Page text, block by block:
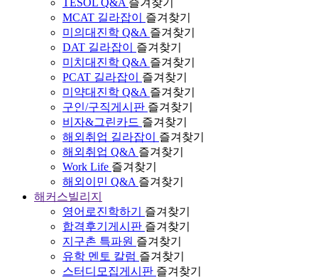
MCAT 길라잡이
즐겨찾기
미의대진학 Q&A 즐겨찾기
DAT 길라잡이
즐겨찾기
미치대진학 Q&A 즐겨찾기
PCAT 길라잡이
즐겨찾기
미약대진학 Q&A 즐겨찾기
구인/구직게시판 즐겨찾기
비자&그린카드 즐겨찾기
해외취업 길라잡이
즐겨찾기
해외취업 Q&A 즐겨찾기
Work Life 즐겨찾기
해외이민 Q&A 즐겨찾기
해커스빌리지
영어로진학하기
즐겨찾기
합격후기게시판 즐겨찾기
지구촌 특파원 즐겨찾기
유학 멘토 칼럼 즐겨찾기
스터디모집게시판 즐겨찾기